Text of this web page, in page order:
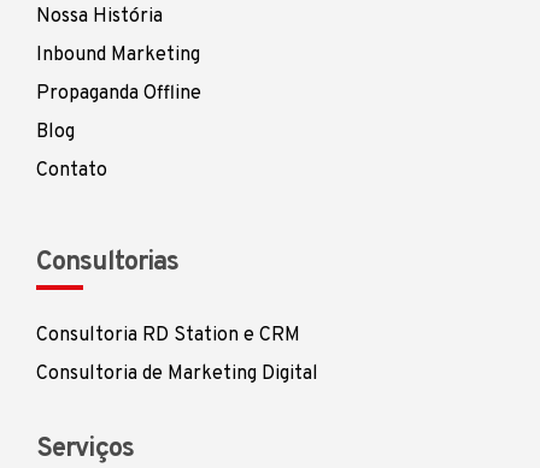
Nossa História
Inbound Marketing
Propaganda Offline
Blog
Contato
Consultorias
Consultoria RD Station e CRM
Consultoria de Marketing Digital
Serviços